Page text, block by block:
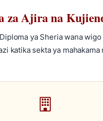
za Ajira na
ya Sheria wana wigo
katika sekta ya mahakama